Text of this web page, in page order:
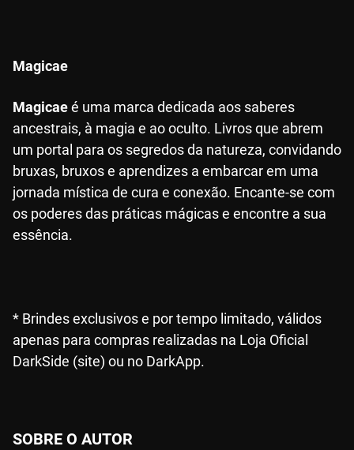
Magicae
Magicaeé uma marca dedicada aos saberes
ancestrais, à magia e ao oculto. Livros que abrem
um portal para os segredos da natureza, convidando
bruxas, bruxos e aprendizes a embarcar em uma
jornada mística de cura e conexão. Encante-se com
os poderes das práticas mágicas e encontre a sua
essência.
* Brindes exclusivos e por tempo limitado, válidos
apenas para compras realizadas na Loja Oficial
DarkSide (site) ou no DarkApp.
SOBRE O AUTOR